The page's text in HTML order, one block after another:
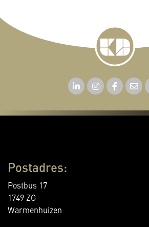
Postadres:
Postbus 17
1749 ZG
Warmenhuizen